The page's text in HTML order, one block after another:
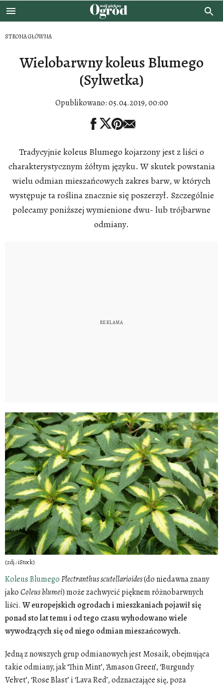
STRONA GŁÓWNA
Wielobarwny koleus Blumego
(Sylwetka)
Opublikowano:05.04.2019, 00:00
Tradycyjnie koleus Blumego kojarzony jest z liści o
charakterystycznym żółtym języku. W skutek powstania
wielu odmian mieszańcowych zakres barw, w których
występuje ta roślina znacznie się poszerzył. Szczególnie
polecamy poniższej wymienione dwu- lub trójbarwne
odmiany.
(zdj.: iStock)
Koleus BlumegoPlectranthusscutellarioides(do niedawna znany
jakoColeusblumei) może zachwycić pięknem różnobarwnych
liści. W europejskich ogrodach i mieszkaniach pojawił się
ponad sto lat temu i od tego czasu wyhodowano wiele
wywodzących się od niego odmian mieszańcowych.
Jedną z nowszych grup odmianowych jest Mosaik, obejmująca
takie odmiany, jak ‘Thin Mint’, ‘Amason Green’, ‘Burgundy
Velvet’, ‘Rose Blast’ i ‘Lava Red’, odznaczające się, poza